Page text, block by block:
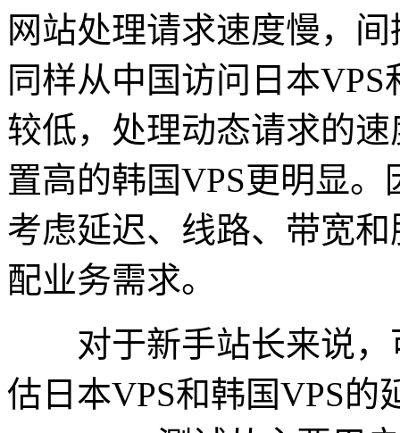
网站处理请求速度慢，
同样从中国访问日本
较低，处理动态请求的
置高的韩国VPS更明显
考虑延迟、线路、带宽
配业务需求。
对于新手站长来说，
估日本VPS和韩国VPS的